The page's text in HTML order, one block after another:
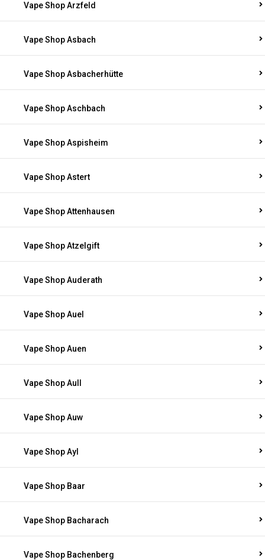
Vape Shop Arzfeld
Vape Shop Asbach
Vape Shop Asbacherhütte
Vape Shop Aschbach
Vape Shop Aspisheim
Vape Shop Astert
Vape Shop Attenhausen
Vape Shop Atzelgift
Vape Shop Auderath
Vape Shop Auel
Vape Shop Auen
Vape Shop Aull
Vape Shop Auw
Vape Shop Ayl
Vape Shop Baar
Vape Shop Bacharach
Vape Shop Bachenberg